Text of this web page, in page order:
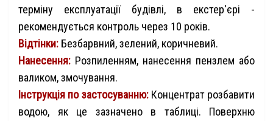
терміну експлуатації будівлі, в екстер'єрі -
рекомендується контроль через 10 років.
Відтінки: Безбарвний, зелений, коричневий.
Нанесення: Розпиленням, нанесення пензлем або
валиком, змочування.
Інструкція по застосуванню: Концентрат розбавити
водою, як це зазначено в таблиці. Поверхню